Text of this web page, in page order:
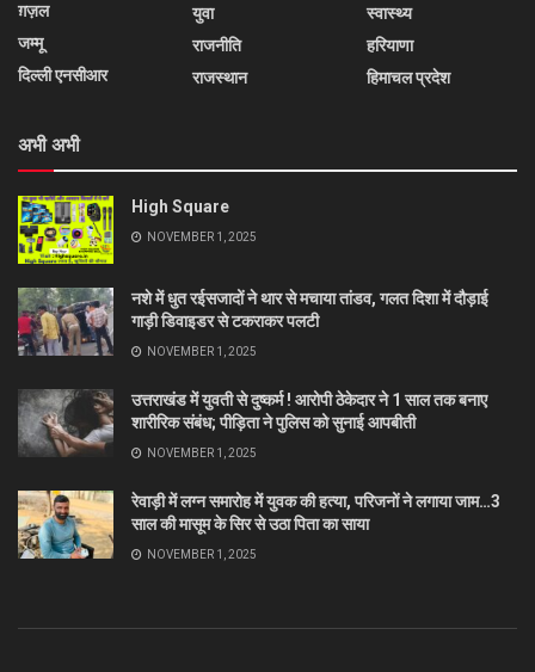
ग़ज़ल
जम्मू
दिल्ली एनसीआर
युवा
राजनीति
राजस्थान
स्वास्थ्य
हरियाणा
हिमाचल प्रदेश
अभी अभी
High Square
NOVEMBER 1, 2025
नशे में धुत रईसजादों ने थार से मचाया तांडव, गलत दिशा में दौड़ाई
गाड़ी डिवाइडर से टकराकर पलटी
NOVEMBER 1, 2025
उत्तराखंड में युवती से दुष्कर्म ! आरोपी ठेकेदार ने 1 साल तक बनाए
शारीरिक संबंध; पीड़िता ने पुलिस को सुनाई आपबीती
NOVEMBER 1, 2025
रेवाड़ी में लग्न समारोह में युवक की हत्या, परिजनों ने लगाया जाम…3
साल की मासूम के सिर से उठा पिता का साया
NOVEMBER 1, 2025